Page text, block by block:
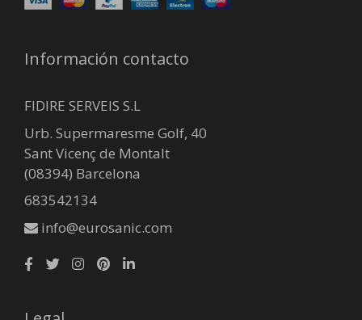
Información contacto
FIDIRE SERVEIS S.L
Urb. Supermaresme Golf, 40
Sant Vicenç de Montalt
(08394) Barcelona
683542134
info@eurosanic.com